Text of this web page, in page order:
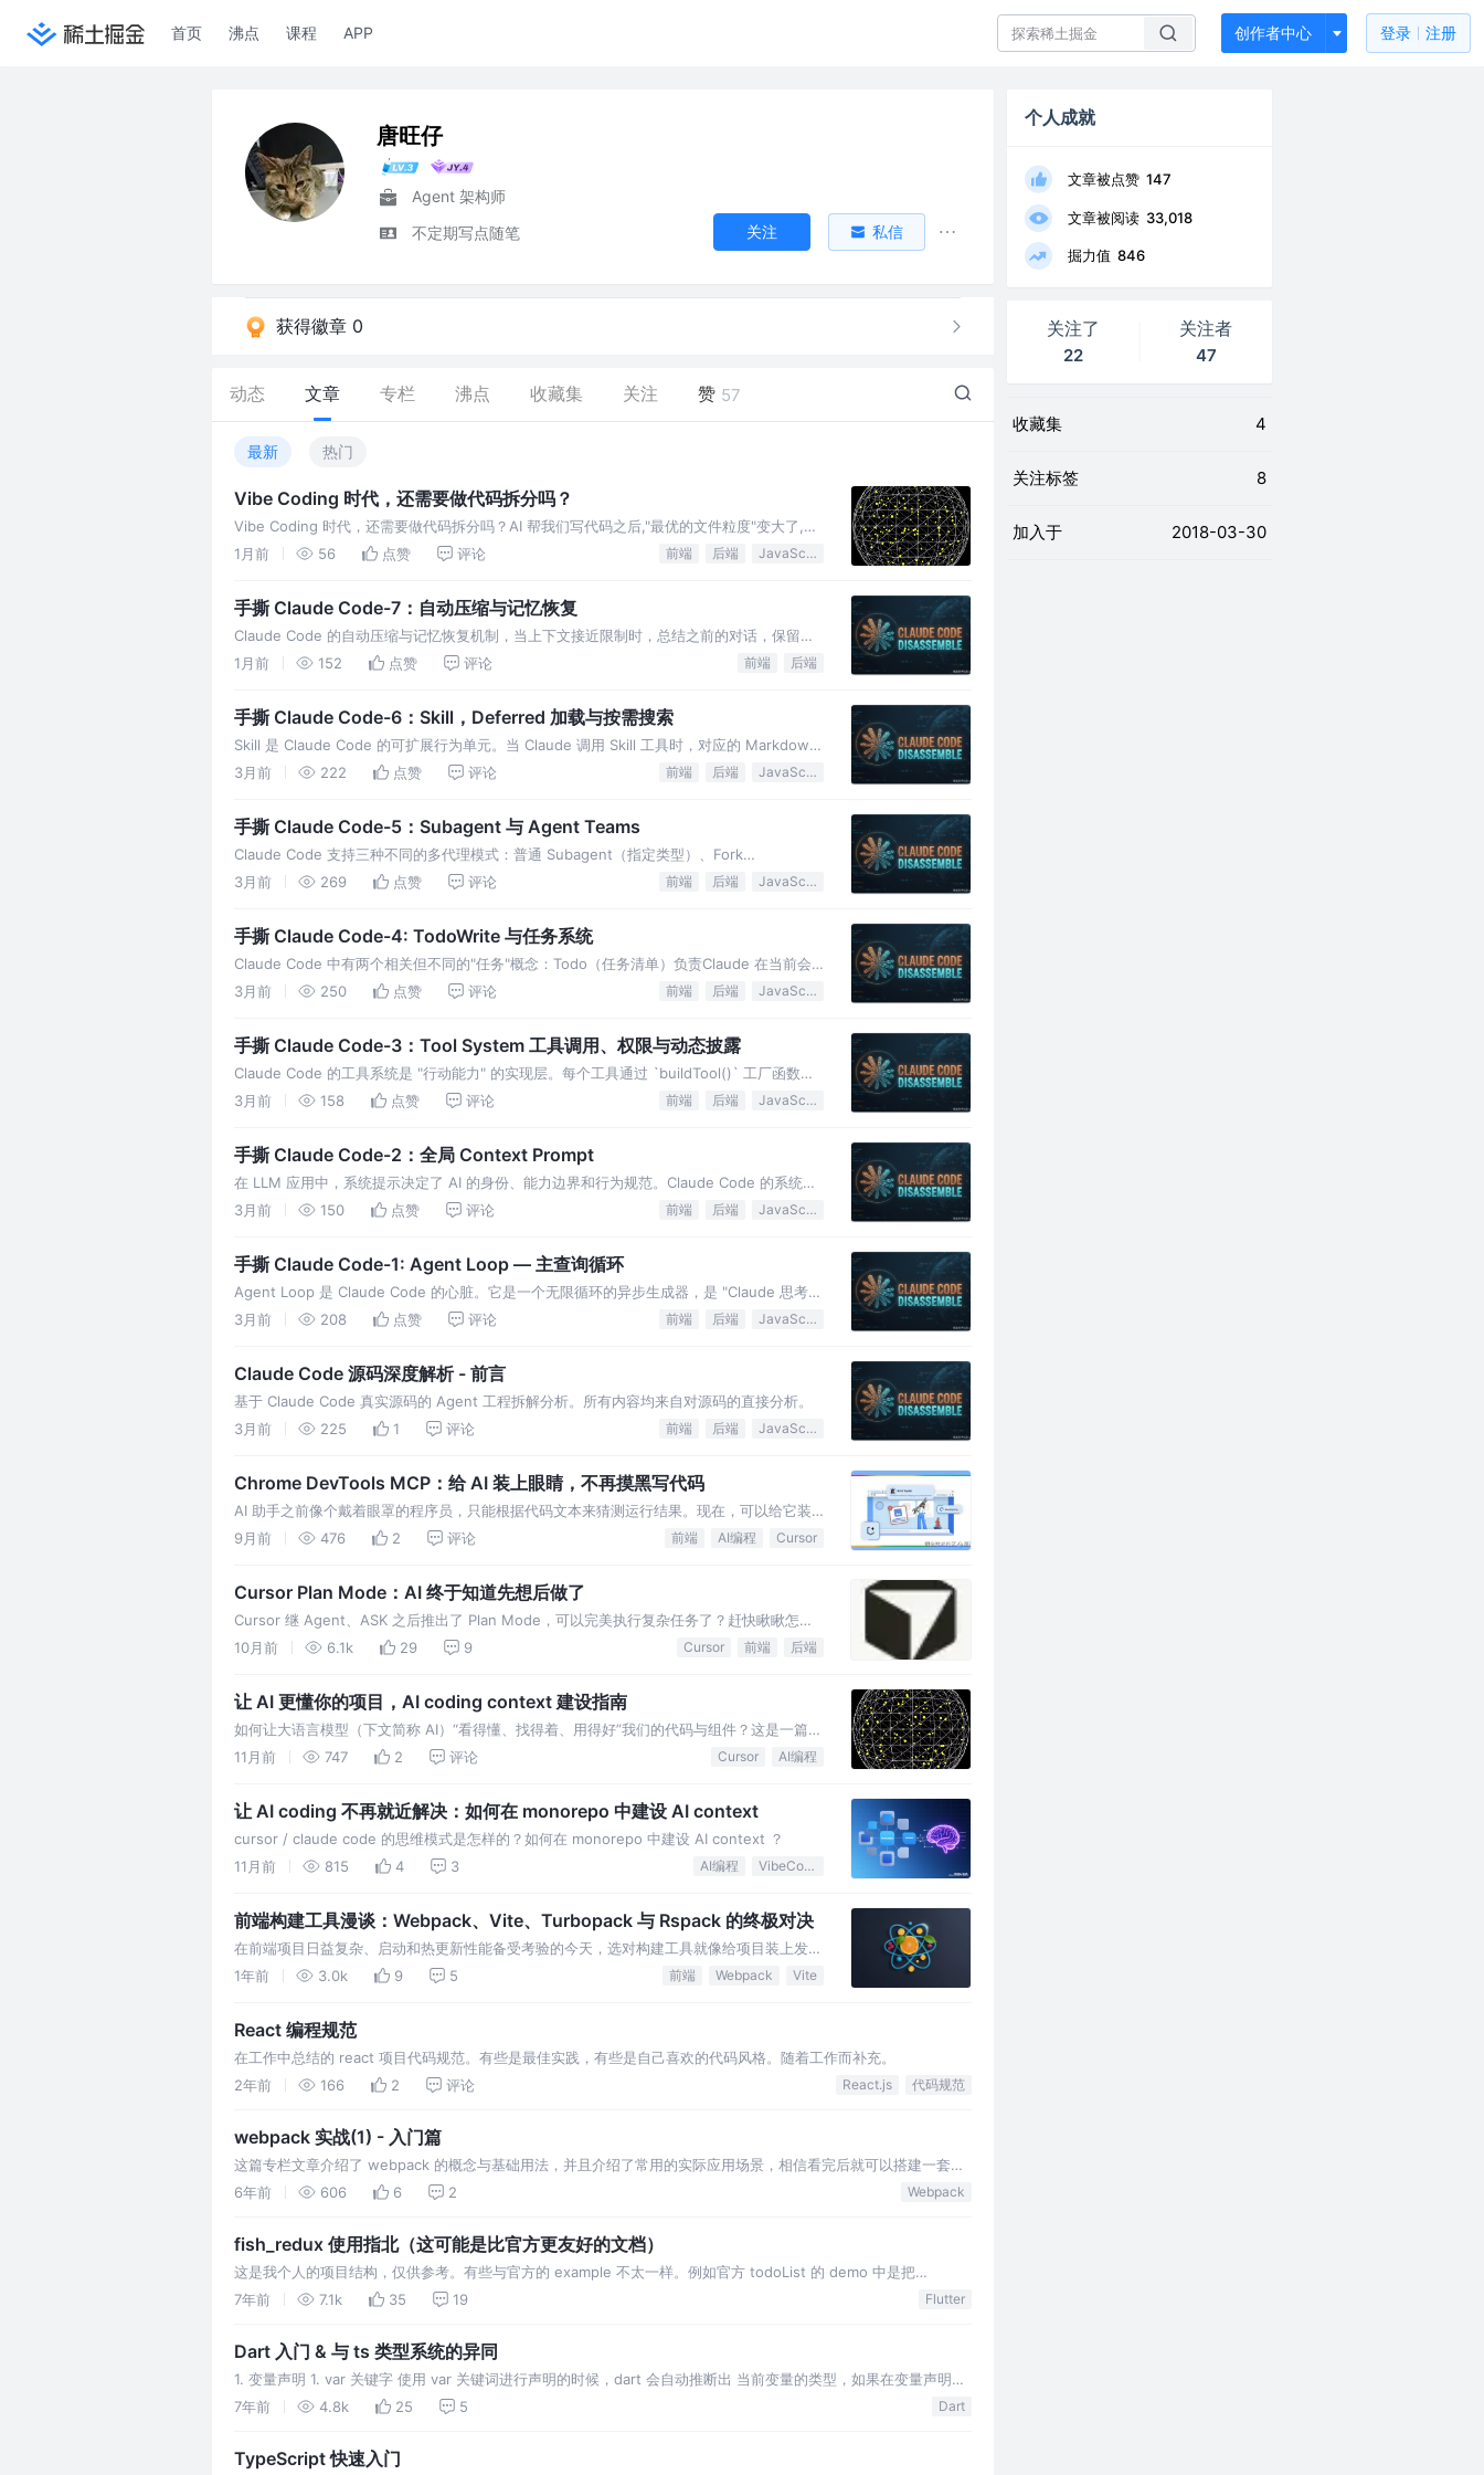
首页 沸点 课程 APP 创作者中心 登录 注册
唐旺仔
Agent 架构师
不定期写点随笔
关注 私信
获得徽章 0
动态 文章 专栏 沸点 收藏集 关注 赞 57
最新 热门
Vibe Coding 时代，还需要做代码拆分吗？
Vibe Coding 时代，还需要做代码拆分吗？AI 帮我们写代码之后,"最优的文件粒度"变大了,还
是变小了?
1月前 56 点赞 评论 前端 后端 JavaScript
手撕 Claude Code-7：自动压缩与记忆恢复
Claude Code 的自动压缩与记忆恢复机制，当上下文接近限制时，总结之前的对话，保留关
键信息。
1月前 152 点赞 评论 前端 后端
手撕 Claude Code-6：Skill，Deferred 加载与按需搜索
Skill 是 Claude Code 的可扩展行为单元。当 Claude 调用 Skill 工具时，对应的 Markdown
文件内容会被注入到上下文中，Claude 按照其中的指令行事。
3月前 222 点赞 评论 前端 后端 JavaScript
手撕 Claude Code-5：Subagent 与 Agent Teams
Claude Code 支持三种不同的多代理模式：普通 Subagent（指定类型）、Fork
Subagent（继承上下文）、Agent Teams（团队协作）
3月前 269 点赞 评论 前端 后端 JavaScript
手撕 Claude Code-4: TodoWrite 与任务系统
Claude Code 中有两个相关但不同的"任务"概念：Todo（任务清单）负责Claude 在当前会
话中规划的工作步骤；Task（系统任务）负责运行时管理的实体。
3月前 250 点赞 评论 前端 后端 JavaScript
手撕 Claude Code-3：Tool System 工具调用、权限与动态披露
Claude Code 的工具系统是 "行动能力" 的实现层。每个工具通过 `buildTool()` 工厂函数构
建。
3月前 158 点赞 评论 前端 后端 JavaScript
手撕 Claude Code-2：全局 Context Prompt
在 LLM 应用中，系统提示决定了 AI 的身份、能力边界和行为规范。Claude Code 的系统提
示并非一成不变，它根据当前模式动态构建，，并在每一轮 API 调用前组装。
3月前 150 点赞 评论 前端 后端 JavaScript
手撕 Claude Code-1: Agent Loop — 主查询循环
Agent Loop 是 Claude Code 的心脏。它是一个无限循环的异步生成器，是 "Claude 思考
→ 行动 → 观察 → 再思考" 的引擎。
3月前 208 点赞 评论 前端 后端 JavaScript
Claude Code 源码深度解析 - 前言
基于 Claude Code 真实源码的 Agent 工程拆解分析。所有内容均来自对源码的直接分析。
3月前
225 1 评论 前端 后端 JavaScript
Chrome DevTools MCP：给 AI 装上眼睛，不再摸黑写代码
AI 助手之前像个戴着眼罩的程序员，只能根据代码文本来猜测运行结果。现在，可以给它装
上眼睛，自己打开 chrome 修改/调试代码。
9月前 476 2 评论 前端 AI编程 Cursor
Cursor Plan Mode：AI 终于知道先想后做了
Cursor 继 Agent、ASK 之后推出了 Plan Mode，可以完美执行复杂任务了？赶快瞅瞅怎么
个事儿？
10月前 6.1k 29 9 Cursor 前端 后端
让 AI 更懂你的项目，AI coding context 建设指南
如何让大语言模型（下文简称 AI）“看得懂、找得着、用得好”我们的代码与组件？这是一篇
AI coding context 建设的实战笔记。
11月前 747 2 评论 Cursor AI编程
让 AI coding 不再就近解决：如何在 monorepo 中建设 AI context
cursor / claude code 的思维模式是怎样的？如何在 monorepo 中建设 AI context ？
11月前
815 4 3 AI编程 VibeCoding
前端构建工具漫谈：Webpack、Vite、Turbopack 与 Rspack 的终极对决
在前端项目日益复杂、启动和热更新性能备受考验的今天，选对构建工具就像给项目装上发动
机。本文带你一站式盘点四大主流利器，本文用多维度对比表帮你甄别“最适合自己的那把锤
1年前 3.0k 9 5 前端 Webpack Vite
React 编程规范
在工作中总结的 react 项目代码规范。有些是最佳实践，有些是自己喜欢的代码风格。随着工作而补充。
2年前
166 2 评论 React.js 代码规范
webpack 实战(1) - 入门篇
这篇专栏文章介绍了 webpack 的概念与基础用法，并且介绍了常用的实际应用场景，相信看完后就可以搭建一套自
己的 web 构建程序。 path： 打包后的文件目录。 filename：打包后的文件名字。可以用 [name] 的形式对文件名
6年前 606 6 2 Webpack
fish_redux 使用指北（这可能是比官方更友好的文档）
这是我个人的项目结构，仅供参考。有些与官方的 example 不太一样。例如官方 todoList 的 demo 中是把
connector 与 state 写在一块的，我这里将 connector 单独抽出了一个文件。 里面定义了 homePage 页面，
7年前 7.1k 35 19 Flutter
Dart 入门 & 与 ts 类型系统的异同
1. 变量声明 1. var 关键字 使用 var 关键词进行声明的时候，dart 会自动推断出 当前变量的类型，如果在变量声明的
时候没有进行赋值，那么该类型就是动态的，类似于 TS 的 any。在类型推断上跟 TypeScript 是一致的。 2. final 关
7年前 4.8k 25 5 Dart
TypeScript 快速入门
个人成就
文章被点赞 147
文章被阅读 33,018
掘力值 846
关注了
22
关注者
47
收藏集 4
关注标签 8
加入于 2018-03-30